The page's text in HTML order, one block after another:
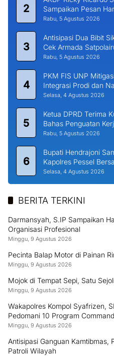
2
Sampaikan Pesan
Rabu, 5 Agustus 2026
3
Antisipasi Dua Bibit
Cek Armada
Rabu, 5 Agustus 2026
4
PKM FIS UNP
Integrasi Prodi dan
Selasa, 4 Agustus 2026
5
Ketua DPRD Terima
Bahas Penguatan
Rabu, 5 Agustus 2026
6
Bupati Hendrajoni
Kapolres Pessel
Selasa, 4 Agustus 2026
BERITA TERKINI
Darmansyah, S.IP Sampaikan
Organisasi Profesional
Minggu, 9 Agustus 2026
Pecinta Balap Motor di Painan
Minggu, 9 Agustus 2026
Mojok di Tempat Sepi, Satu
Minggu, 9 Agustus 2026
Wakapolres Kompol Syafrizen,
Pedomani 10 Program
Minggu, 9 Agustus 2026
Antisipasi Ganguan Kamtibmas,
Patroli Wilayah